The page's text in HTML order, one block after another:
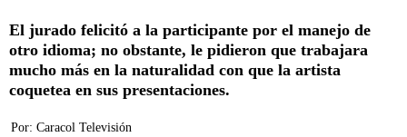
El jurado felicitó a la participante por el manejo de
otro idioma; no obstante, le pidieron que trabajara
mucho más en la naturalidad con que la artista
coquetea en sus presentaciones.
Por: Caracol Televisión